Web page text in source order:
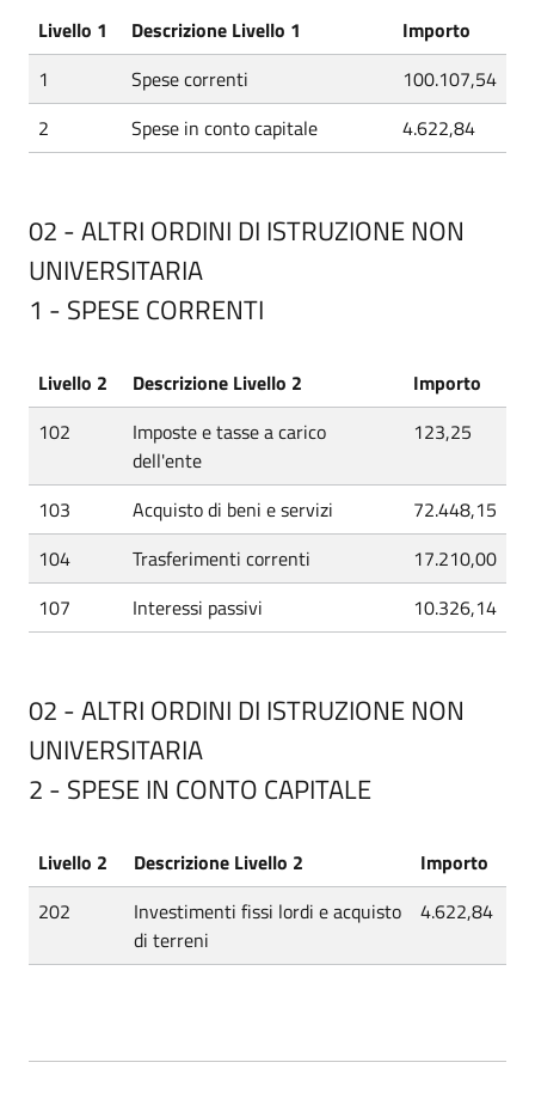
Livello 1 Descrizione Livello 1
Importo
1
Spese correnti
100.107,54
2
Spese in conto capitale 4.622,84
02 - ALTRI ORDINI DI ISTRUZIONE NON
UNIVERSITARIA
1 - SPESE CORRENTI
Livello 2 Descrizione Livello 2
Importo
102
Imposte e tasse a carico
dell'ente
123,25
103 Acquisto di beni e servizi
72.448,15
104
Trasferimenti correnti
17.210,00
107
Interessi passivi 10.326,14
02 - ALTRI ORDINI DI ISTRUZIONE NON
UNIVERSITARIA
2 - SPESE IN CONTO CAPITALE
Livello 2 Descrizione Livello 2
Importo
202
Investimenti fissi lordi e acquisto
di terreni
4.622,84